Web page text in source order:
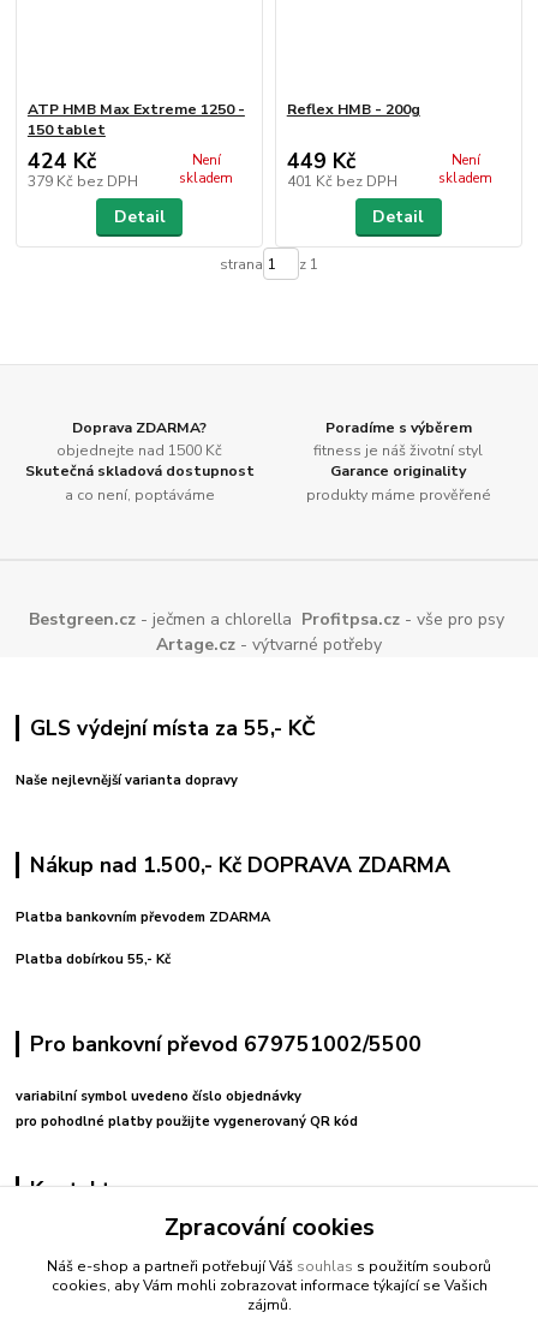
ATP HMB Max Extreme 1250 -
150 tablet
424 Kč
379 Kč bez DPH
Není
skladem
Detail
Reflex HMB - 200g
449 Kč
401 Kč bez DPH
Není
skladem
Detail
strana z 1
Doprava ZDARMA?
objednejte nad 1500 Kč
Poradíme s výběrem
fitness je náš životní styl
Skutečná skladová dostupnost
a co není, poptáváme
Garance originality
produkty máme prověřené
Bestgreen.cz - ječmen a chlorella Profitpsa.cz - vše pro psy
Artage.cz - výtvarné potřeby
GLS výdejní místa za 55,- KČ
Naše nejlevnější varianta dopravy
Nákup nad 1.500,- Kč DOPRAVA ZDARMA
Platba bankovním převodem ZDARMA
Platba dobírkou 55,- Kč
Pro bankovní převod 679751002/5500
variabilní symbol uvedeno číslo objednávky
pro pohodlné platby použijte vygenerovaný QR kód
Kontakty
+420 608212713
fitnessio@post.cz
Zpracování cookies
Náš e-shop a partneři potřebují Váš souhlas s použitím souborů
cookies, aby Vám mohli zobrazovat informace týkající se Vašich
zájmů.